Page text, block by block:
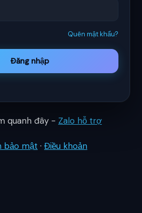
Quên mật khẩu?
Đăng nhập
quanh đây - Zalo hỗ trợ
bảo mật · Điều khoản